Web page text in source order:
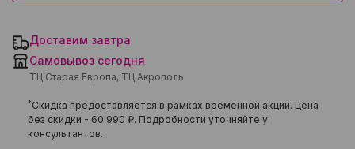
Доставим завтра
Самовывоз сегодня
ТЦ Старая Европа, ТЦ Акрополь
*Скидка предоставляется в рамках временной акции. Цена
без скидки - 60 990 ₽. Подробности уточняйте у
консультантов.